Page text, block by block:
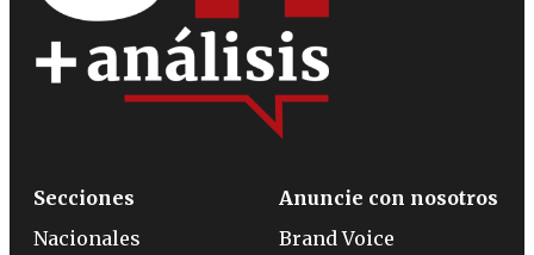
Secciones
Nacionales
Anuncie con nosotros
Brand Voice